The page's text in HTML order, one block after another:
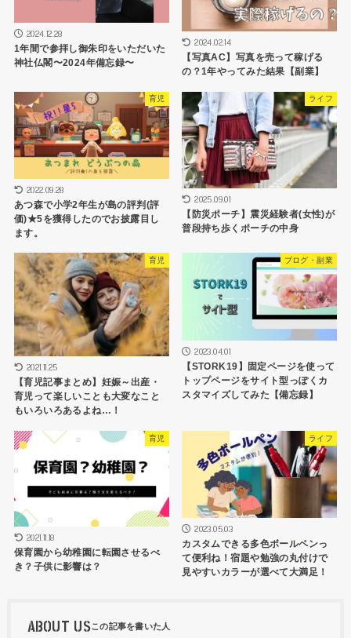
2024.12.28
1年間で参拝し御朱印をいただいた
神社仏閣〜2024年備忘録〜
2024.02.14
【写真AC】写真を売って稼げる
の？1年やってみた結果【副業】
育児
2022.09.28
あつ森で小学2年生が島の評判(評
価)★5を獲得したのでお披露目し
ます。
ライフ
2025.09.01
【防災ポーチ】震災経験者(女性)が
普段持ち歩くポーチの中身
育児
2021.11.25
【育児記事まとめ】妊娠～出産・
育児って楽しいことも大変なこと
もいろいろあるよね…！
ブログ・副業
2023.04.01
【STORK19】固定ページを使って
トップページをサイト型っぽくカ
スタマイズしてみた【備忘録】
育児
2021.11.18
保育園から幼稚園に転園させるべ
き？子供に影響は？
ライフ
2023.05.03
カスタムできる多色ボールペンっ
て便利ね！宿題や勉強の丸付けで
見やすいカラーが選べて大満足！
ABOUT US